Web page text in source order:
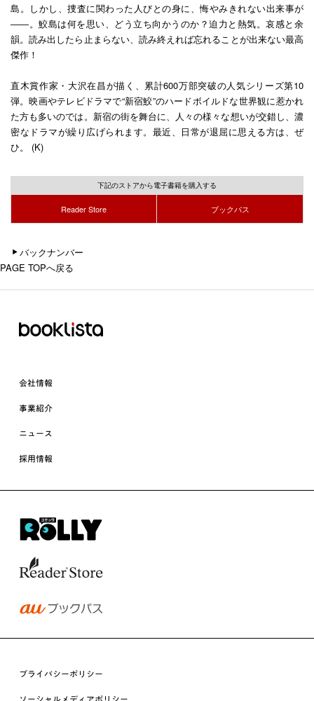
島。しかし、捜査に関わった人びとの身に、悔やみきれない出来事が
――。鮫島は何を思い、どう立ち向かうのか？迫力と熱気。哀感と余
韻。読み出したら止まらない、読み終えれば忘れることが出来ない最高
傑作！
直木賞作家・大沢在昌が描く、累計600万部突破の人気シリーズ第10
弾。映画やテレビドラマで“新宿鮫”のハードボイルドな世界観に惹かれ
た方も多いのでは。新宿の街を舞台に、人々の様々な想いが交錯し、濃
密なドラマが繰り広げられます。最近、日常が退屈に思える方は、ぜ
ひ。 (K)
下記のストアから電子書籍を購入する
Reader Store ブックパス
バックナンバー
PAGE TOPへ戻る
会社情報
事業紹介
ニュース
採用情報
プライバシーポリシー
ソーシャルメディアポリシー